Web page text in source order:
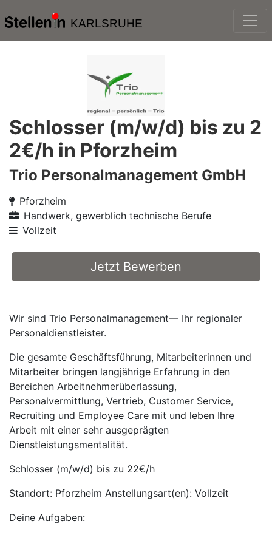
KARLSRUHE
Schlosser (m/w/d) bis zu 2
2€/h in Pforzheim
Trio Personalmanagement GmbH
Pforzheim
Handwerk, gewerblich technische Berufe
Vollzeit
Jetzt Bewerben
Wir sind Trio Personalmanagement— Ihr regionaler
Personaldienstleister.
Die gesamte Geschäftsführung, Mitarbeiterinnen und
Mitarbeiter bringen langjährige Erfahrung in den
Bereichen Arbeitnehmerüberlassung,
Personalvermittlung, Vertrieb, Customer Service,
Recruiting und Employee Care mit und leben Ihre
Arbeit mit einer sehr ausgeprägten
Dienstleistungsmentalität.
Schlosser (m/w/d) bis zu 22€/h
Standort: Pforzheim Anstellungsart(en): Vollzeit
Deine Aufgaben: